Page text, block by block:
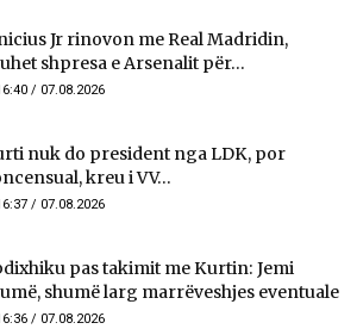
Jr rinovon me Real Madridin,
shpresa e Arsenalit për...
/ 07.08.2026
nuk do president nga LDK, por
kreu i VV...
/ 07.08.2026
pas takimit me Kurtin: Jemi
shumë larg marrëveshjes eventuale
/ 07.08.2026